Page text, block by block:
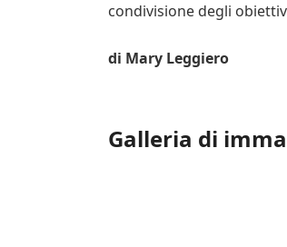
condivisione degli
di Mary Leggiero
Galleria di